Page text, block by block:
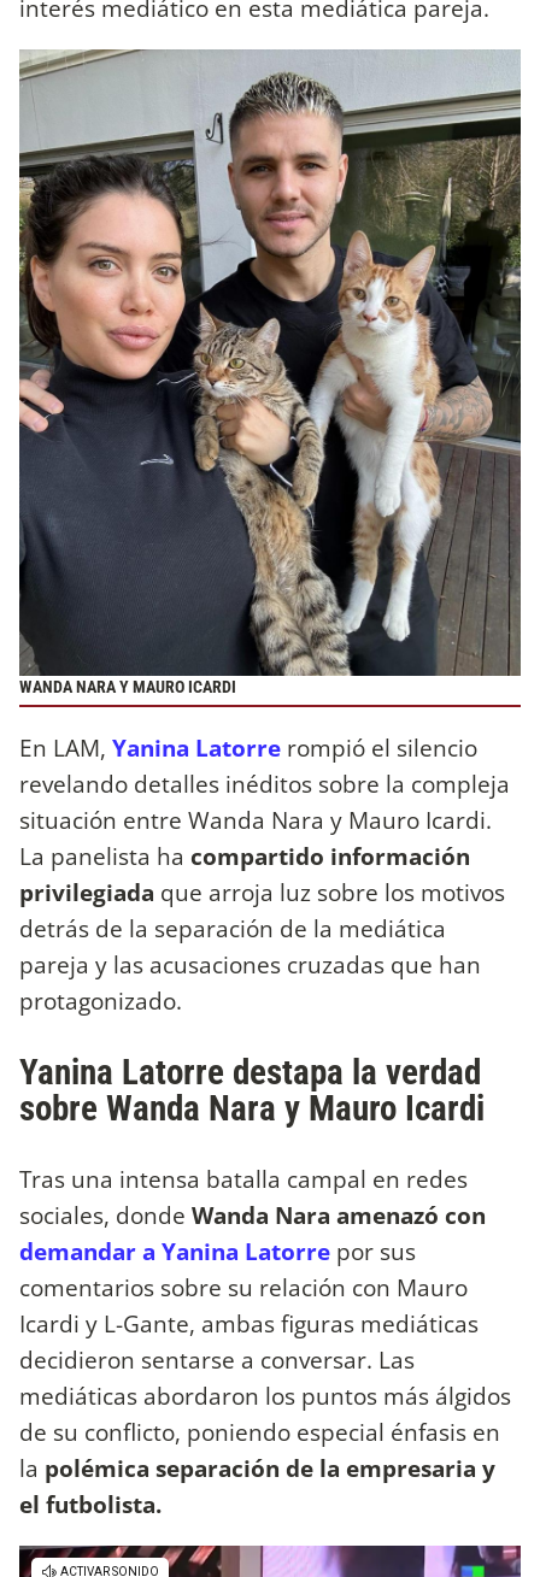
interés mediático en esta mediática pareja.
WANDA NARA Y MAURO ICARDI
En LAM, Yanina Latorre rompió el silencio
revelando detalles inéditos sobre la compleja
situación entre Wanda Nara y Mauro Icardi.
La panelista ha compartido información
privilegiada que arroja luz sobre los motivos
detrás de la separación de la mediática
pareja y las acusaciones cruzadas que han
protagonizado.
Yanina Latorre destapa la verdad
sobre Wanda Nara y Mauro Icardi
Tras una intensa batalla campal en redes
sociales, donde Wanda Nara amenazó con
demandar a Yanina Latorre por sus
comentarios sobre su relación con Mauro
Icardi y L-Gante, ambas figuras mediáticas
decidieron sentarse a conversar. Las
mediáticas abordaron los puntos más álgidos
de su conflicto, poniendo especial énfasis en
la polémica separación de la empresaria y
el futbolista.